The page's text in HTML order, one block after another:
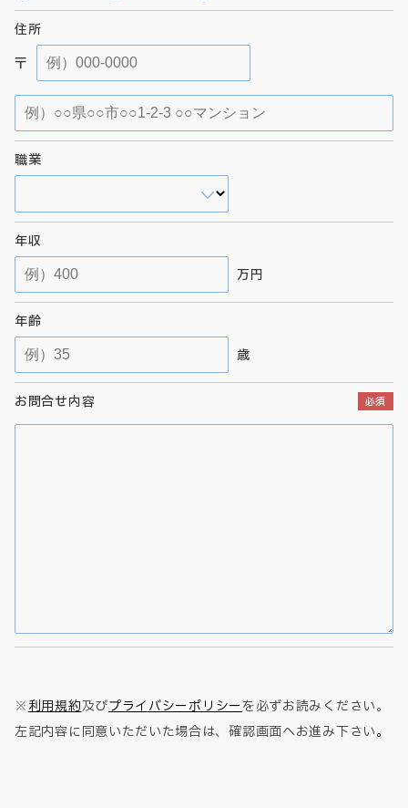
住所
〒
職業
年収
万円
年齢
歳
お問合せ内容
※ 利用規約及びプライバシーポリシーを必ずお読みください。
左記内容に同意いただいた場合は、確認画面へお進み下さい。